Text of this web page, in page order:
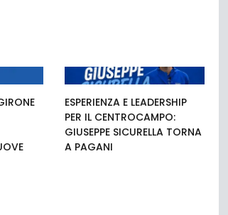
ESPERIENZA E LEADERSHIP
PER IL CENTROCAMPO:
GIUSEPPE SICURELLA TORNA
A PAGANI